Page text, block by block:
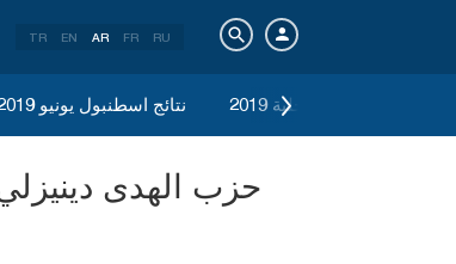
TR EN AR FR RU
نتائج اسطنبول يونيو 2019 الانتخابات المحلية 2019